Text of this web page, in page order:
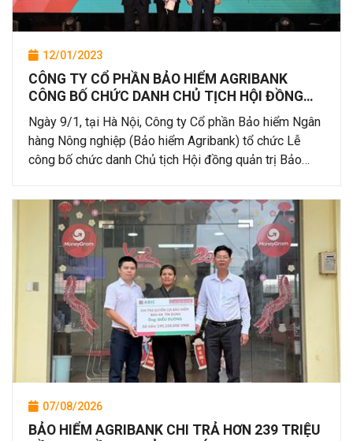
12/01/2023
CÔNG TY CỔ PHẦN BẢO HIỂM AGRIBANK
CÔNG BỐ CHỨC DANH CHỦ TỊCH HỘI ĐỒNG
QUẢN TRỊ
Ngày 9/1, tại Hà Nội, Công ty Cổ phần Bảo hiểm Ngân
hàng Nông nghiệp (Bảo hiểm Agribank) tổ chức Lễ
công bố chức danh Chủ tịch Hội đồng quản trị Bảo
chức danh Quyền Tổng giám đốc Bảo hiểm Agribank
cho ông Đỗ Minh Hoàng.
07/08/2026
BẢO HIỂM AGRIBANK CHI TRẢ HƠN 239 TRIỆU